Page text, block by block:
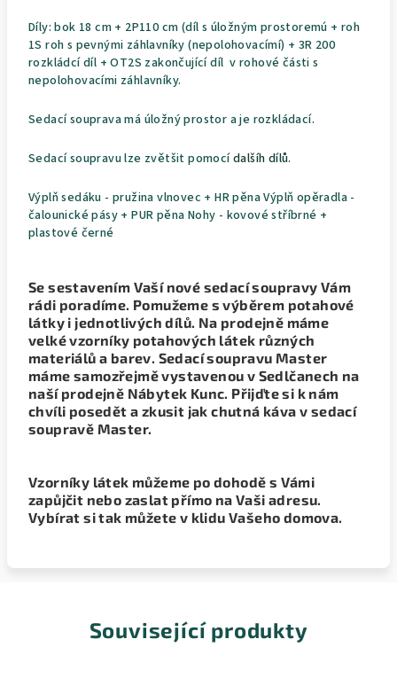
Díly: bok 18 cm + 2P110 cm (díl s úložným prostoremú + roh
1S roh s pevnými záhlavníky (nepolohovacímí) + 3R 200
rozkládcí díl + OT2S zakončující díl v rohové části s
nepolohovacími záhlavníky.
Sedací souprava má úložný prostor a je rozkládací.
Sedací soupravu lze zvětšit pomocídalšíh dílů.
Výplň sedáku - pružina vlnovec + HR pěna Výplň opěradla -
čalounické pásy + PUR pěna Nohy - kovové stříbrné +
plastové černé
Se sestavením Vaší nové sedací soupravy Vám
rádi poradíme. Pomužeme s výběrem potahové
látky i jednotlivých dílů. Na prodejně máme
velké vzorníky potahových látek různých
materiálů a barev. Sedací soupravu Master
máme samozřejmě vystavenou v Sedlčanech na
naší prodejně Nábytek Kunc. Přijďte si k nám
chvíli posedět a zkusit jak chutná káva v sedací
soupravě Master.
Vzorníky látek můžeme po dohodě s Vámi
zapůjčit nebo zaslat přímo na Vaši adresu.
Vybírat si tak můžete v klidu Vašeho domova.
Související produkty